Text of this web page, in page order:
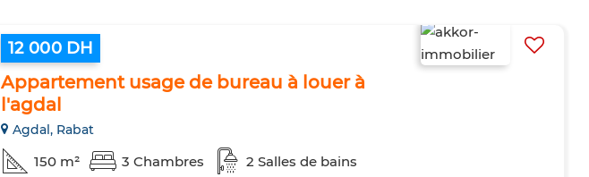
12 000 DH
Appartement usage de bureau à louer à
l'agdal
Agdal, Rabat
150 m² 3 Chambres 2 Salles de bains